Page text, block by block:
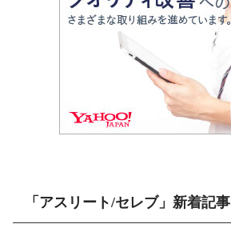
「アスリート/セレブ」新着記事